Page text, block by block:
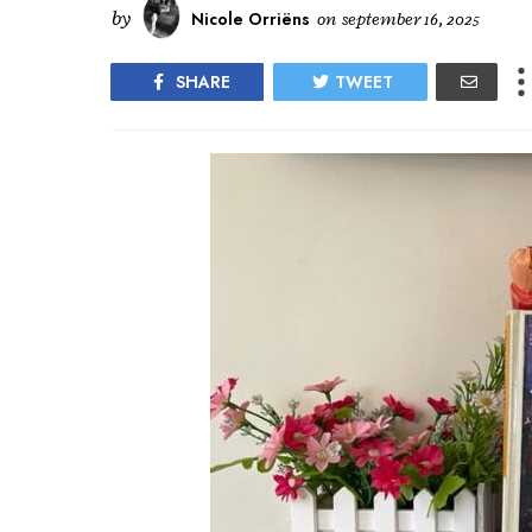
by Nicole Orriëns on september 16, 2025
SHARE TWEET